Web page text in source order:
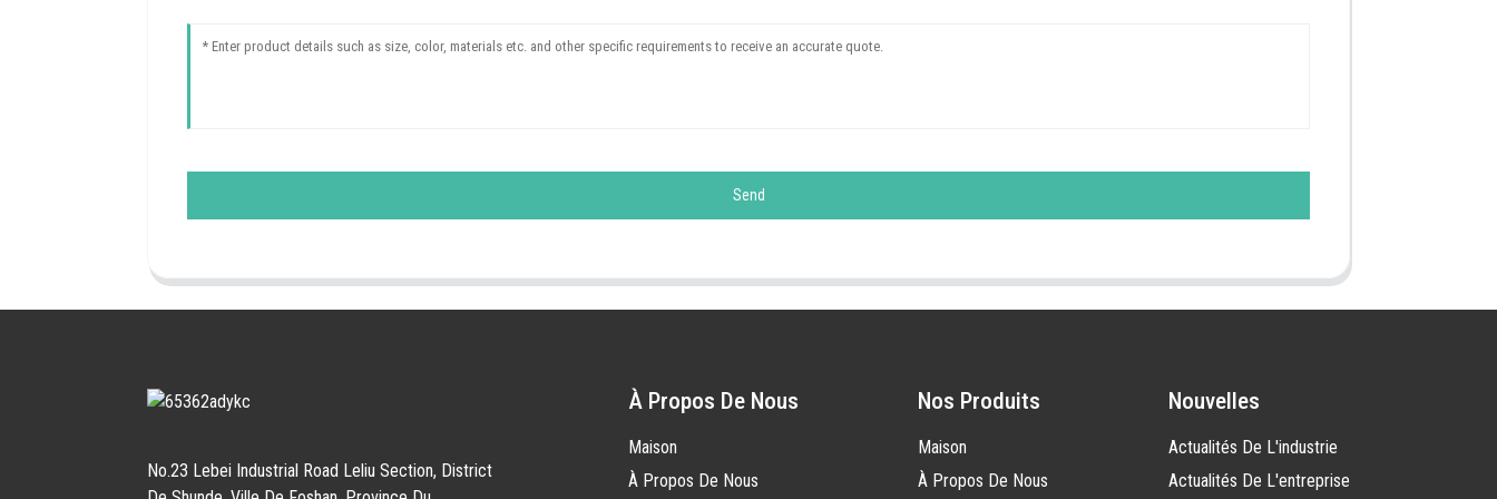
Send
No.23 Lebei Industrial Road Leliu Section, District
À Propos De Nous
Maison
À Propos De Nous
Nos Produits
Maison
À Propos De Nous
Nouvelles
Actualités De L'industrie
Actualités De L'entreprise